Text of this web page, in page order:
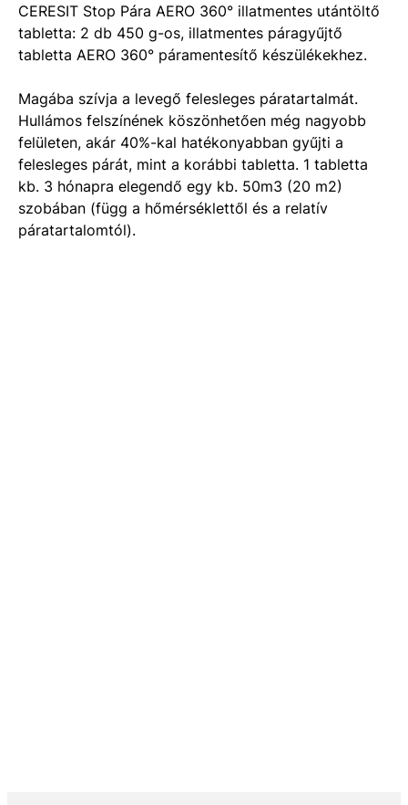
CERESIT Stop Pára AERO 360° illatmentes utántöltő
tabletta: 2 db 450 g-os, illatmentes páragyűjtő
tabletta AERO 360° páramentesítő készülékekhez.
Magába szívja a levegő felesleges páratartalmát.
Hullámos felszínének köszönhetően még nagyobb
felületen, akár 40%-kal hatékonyabban gyűjti a
felesleges párát, mint a korábbi tabletta. 1 tabletta
kb. 3 hónapra elegendő egy kb. 50m3 (20 m2)
szobában (függ a hőmérséklettől és a relatív
páratartalomtól).